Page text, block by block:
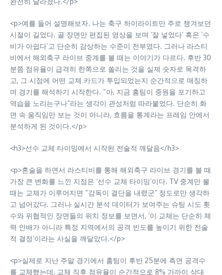
<p>예를 들어 설명해보자. 나는 축구 하이라이트만 주로 챙겨보던
시절이 길었다. 골 장면만 편집된 영상을 보며 ‘잘 넣었다’ 혹은 ‘수
비가 아쉽다’고 단순히 감상하는 수준이 전부였다. 그러나 라스티
비에서 해외축구 라이브 중계를 볼 때는 이야기가 다르다. 후반 30
분쯤 점유율이 급격히 한쪽으로 쏠리는 것을 실제 숫자로 목격하
고, 그 시점에 어떤 교체 카드가 투입되었는지 순간적으로 매칭하
며 경기를 해석하기 시작한다. “아, 지금 홈팀이 중원을 포기하고
역습을 노리는구나”라는 생각이 관성처럼 따라붙었다. 단순히 화
면 속 움직임만 보는 것이 아니라, 흐름을 통계라는 프레임 안에서
분석하게 된 것이다.</p>
<h3>선수 교체 타이밍에서 시작된 전술적 깨달음</h3>
<p>혼술을 하면서 라스티비를 통해 해외축구 라이브 경기를 볼 때
가장 큰 변화를 느낀 지점은 ‘선수 교체 타이밍’이다. TV 중계만 볼
때는 교체가 이루어지면 “감독이 결단을 내렸군” 정도로만 생각하
고 넘어갔다. 그러나 실시간 분석 데이터가 보여주는 슈팅 시도 횟
수와 위협적인 장면들의 위치 정보를 보면서, ‘이 교체는 단순히 체
력 안배가 아니라 특정 지역에서의 공격 빈도를 높이기 위한 전술
적 결정’이라는 사실을 깨달았다.</p>
<p>실제로 지난 주말 경기에서 홈팀이 후반 25분에 측면 공격수
를 교체했는데, 교체 직후 점유율이 순간적으로 8% 가까이 상대